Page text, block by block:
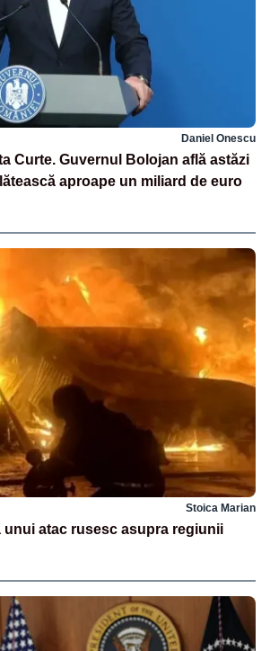
Daniel Onescu
Curte. Guvernul Bolojan află astăzi
aproape un miliard de euro
Stoica Marian
unui atac rusesc asupra regiunii